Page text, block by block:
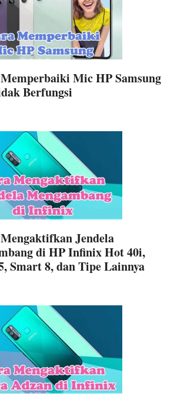
Mic HP Samsung
Berfungsi
Jendela
di HP Infinix Hot 40i,
Smart 8, dan Tipe Lainnya